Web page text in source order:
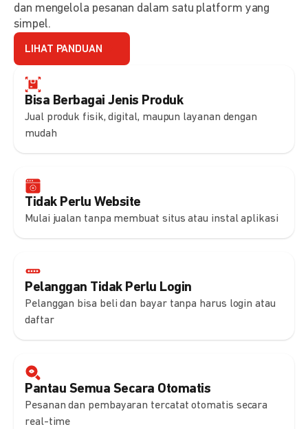
Bisa Berbagai Jenis Produk
Jual produk fisik, digital, maupun layanan dengan
mudah
Tidak Perlu Website
Mulai jualan tanpa membuat situs atau instal aplikasi
Pelanggan Tidak Perlu Login
Pelanggan bisa beli dan bayar tanpa harus login atau
daftar
Pantau Semua Secara Otomatis
Pesanan dan pembayaran tercatat otomatis secara
real-time
dan mengelola pesanan dalam satu platform yang
simpel.
LIHAT PANDUAN